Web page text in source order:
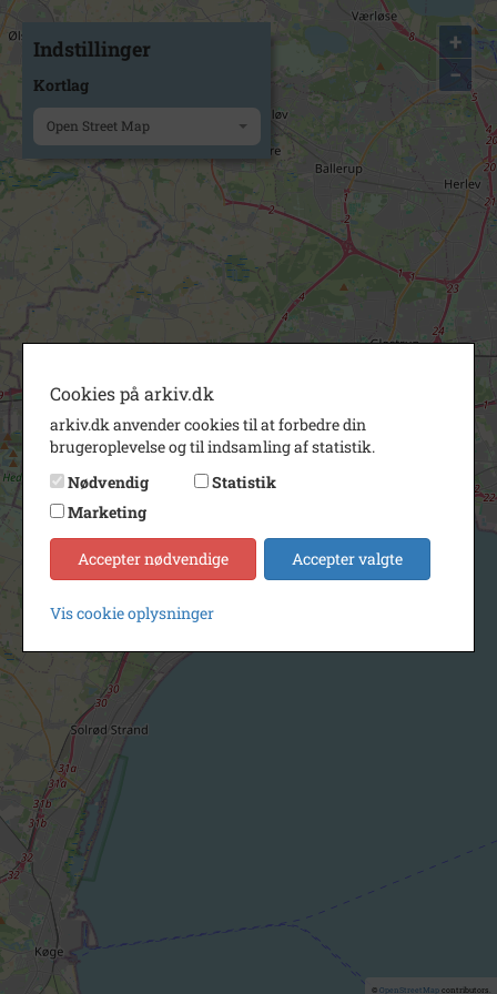
+
−
© OpenStreetMapcontributors.
Indstillinger
Kortlag
Open Street Map
Cookies på arkiv.dk
arkiv.dk anvender cookies til at forbedre din
brugeroplevelse og til indsamling af statistik.
Nødvendig
Statistik
Marketing
Accepter nødvendige Accepter valgte
Vis cookie oplysninger